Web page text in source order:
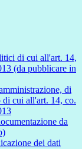
di cui all'art. 14,
(da pubblicare in
di
cui all'art. 14, co.
da
dei dati